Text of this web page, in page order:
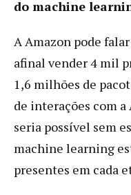
do machine
A Amazon pode
afinal vender 4 mil
1,6 milhões de
de interações com
seria possível sem
machine learning
presentes em cada